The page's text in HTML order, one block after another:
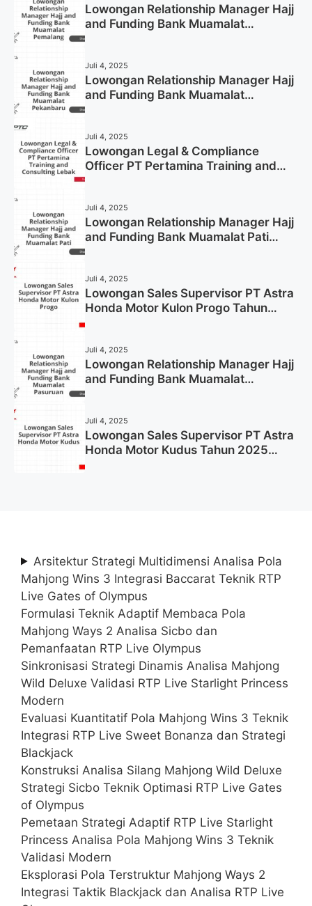
Lowongan Relationship Manager Hajj
and Funding Bank Muamalat
Juli 4, 2025
Lowongan Relationship Manager Hajj
and Funding Bank Muamalat
Juli 4, 2025
Lowongan Legal & Compliance
Officer PT Pertamina Training and
Juli 4, 2025
Lowongan Relationship Manager Hajj
and Funding Bank Muamalat Pati
Juli 4, 2025
Lowongan Sales Supervisor PT Astra
Honda Motor Kulon Progo Tahun
Juli 4, 2025
Lowongan Relationship Manager Hajj
and Funding Bank Muamalat
Juli 4, 2025
Lowongan Sales Supervisor PT Astra
Honda Motor Kudus Tahun 2025
Arsitektur Strategi Multidimensi Analisa Pola
Mahjong Wins 3 Integrasi Baccarat Teknik RTP
Live Gates of Olympus
Formulasi Teknik Adaptif Membaca Pola
Mahjong Ways 2 Analisa Sicbo dan
Pemanfaatan RTP Live Olympus
Sinkronisasi Strategi Dinamis Analisa Mahjong
Wild Deluxe Validasi RTP Live Starlight Princess
Modern
Evaluasi Kuantitatif Pola Mahjong Wins 3 Teknik
Integrasi RTP Live Sweet Bonanza dan Strategi
Blackjack
Konstruksi Analisa Silang Mahjong Wild Deluxe
Strategi Sicbo Teknik Optimasi RTP Live Gates
of Olympus
Pemetaan Strategi Adaptif RTP Live Starlight
Princess Analisa Pola Mahjong Wins 3 Teknik
Validasi Modern
Eksplorasi Pola Terstruktur Mahjong Ways 2
Integrasi Taktik Blackjack dan Analisa RTP Live